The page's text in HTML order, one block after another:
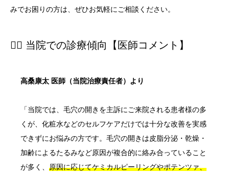
みでお困りの方は、ぜひお気軽にご相談ください。
👨‍⚕️ 当院での診療傾向【医師コメント】
高桑康太 医師（当院治療責任者）より
「当院では、毛穴の開きを主訴にご来院される患者様の多
くが、化粧水などのセルフケアだけでは十分な改善を実感
できずにお悩みの方です。毛穴の開きは皮脂分泌・乾燥・
加齢によるたるみなど原因が複合的に絡み合っていること
が多く、 原因に応じてケミカルピーリングやポテンツァ、